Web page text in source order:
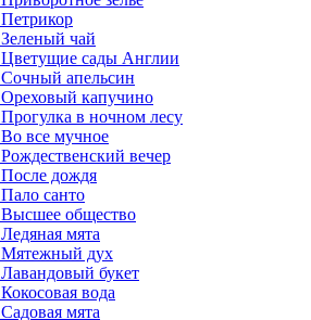
чай
сады Англии
апельсин
капучино
в ночном лесу
все мучное
вечер
дождя
санто
общество
мята
дух
букет
вода
мята